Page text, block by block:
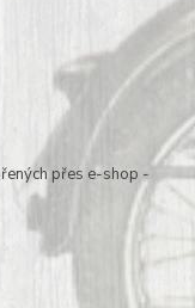
přes e-shop -